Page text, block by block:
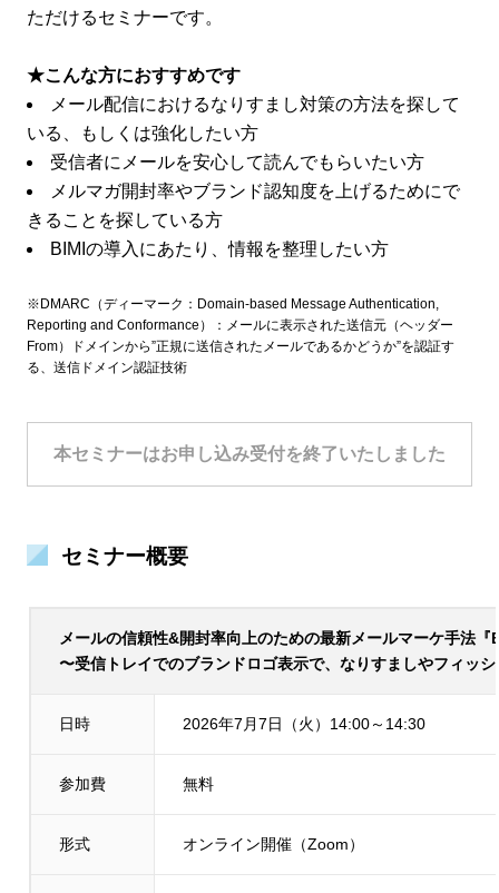
ただけるセミナーです。
★こんな方におすすめです
メール配信におけるなりすまし対策の方法を探して
いる、もしくは強化したい方
受信者にメールを安心して読んでもらいたい方
メルマガ開封率やブランド認知度を上げるためにで
きることを探している方
BIMIの導入にあたり、情報を整理したい方
※DMARC（ディーマーク：Domain-based Message Authentication,
Reporting and Conformance）：メールに表示された送信元（ヘッダー
From）ドメインから”正規に送信されたメールであるかどうか”を認証す
る、送信ドメイン認証技術
本セミナーはお申し込み受付を終了いたしました
セミナー概要
メールの信頼性&開封率向上のための最新メールマーケ手法『
〜受信トレイでのブランドロゴ表示で、なりすましやフィッ
日時 2026年7月7日（火）14:00～14:30
参加費 無料
形式 オンライン開催（Zoom）